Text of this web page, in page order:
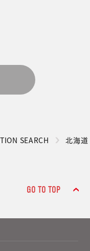
SEARCH 北海
GO TO TOP